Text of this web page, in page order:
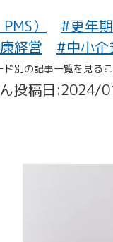
） #更年期
経営 #中小企
別の記事一覧を見る
投稿日:2024/